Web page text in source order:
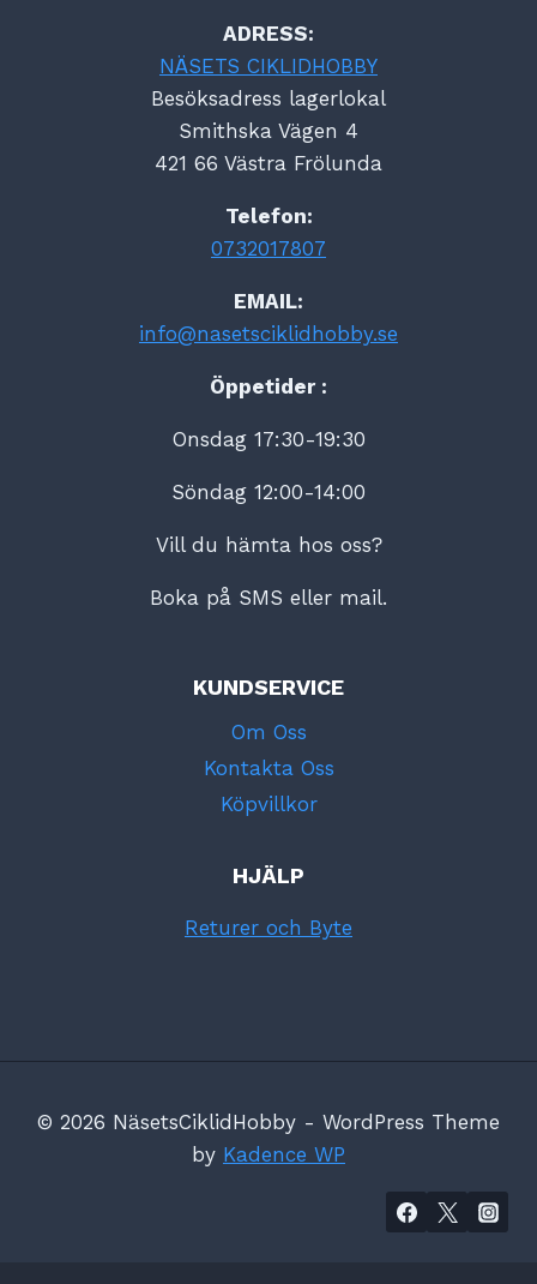
ADRESS:
NÄSETS CIKLIDHOBBY
Besöksadress lagerlokal
Smithska Vägen 4
421 66 Västra Frölunda
Telefon:
0732017807
EMAIL:
info@nasetsciklidhobby.se
Öppetider :
Onsdag 17:30-19:30
Söndag 12:00-14:00
Vill du hämta hos oss?
Boka på SMS eller mail.
KUNDSERVICE
Om Oss
Kontakta Oss
Köpvillkor
HJÄLP
Returer och Byte
© 2026 NäsetsCiklidHobby - WordPress Theme
by Kadence WP